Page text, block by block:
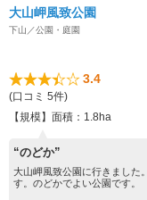
大山岬風致公園
下山／公園・庭園
3.4
(口コミ 5件)
【規模】面積：1.8ha
“のどか”
大山岬風致公園に行きました
す。のどかでよい公園です。